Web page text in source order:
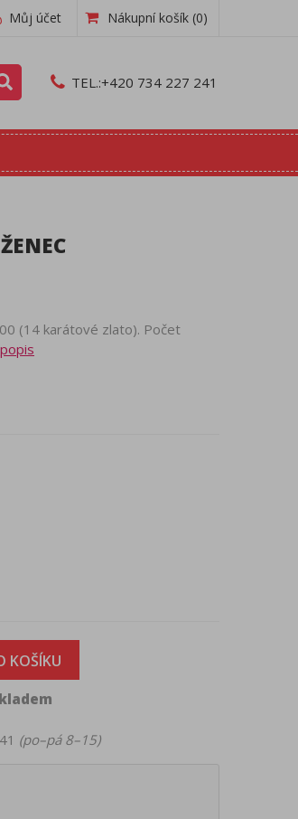
Můj účet Nákupní košík (0)
TEL.:+420 734 227 241
(14 karátové zlato). Počet
KOŠÍKU
(po–pá 8–15)